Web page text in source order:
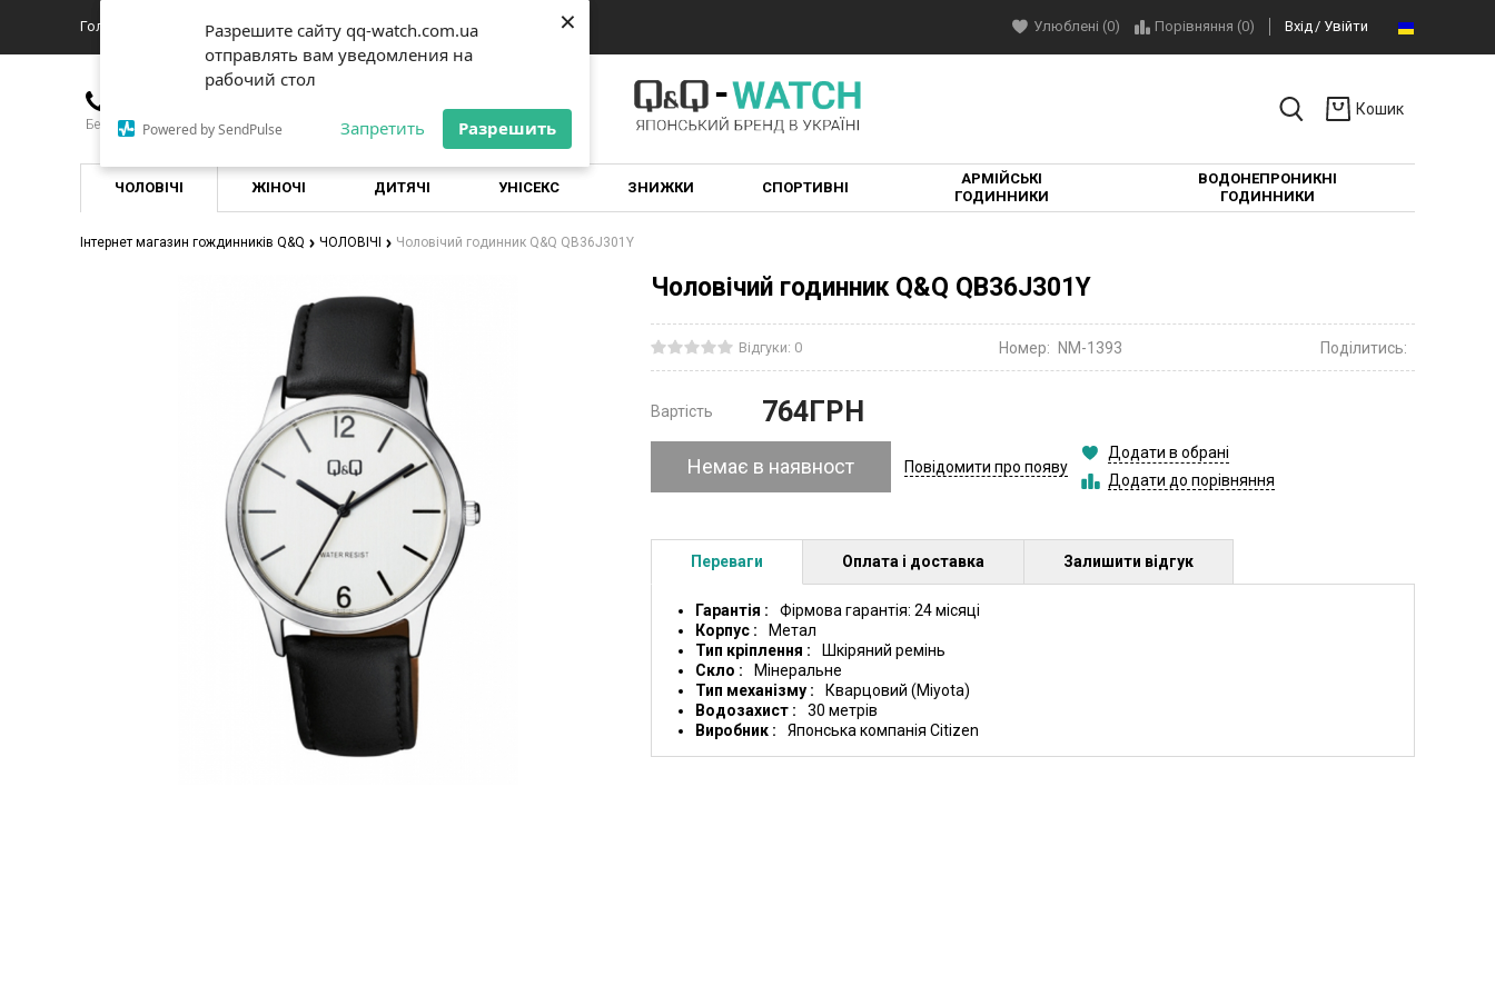
Разрешите сайту qq-watch.com.ua
отправлять вам уведомления на
рабочий стол
Powered by SendPulse Запретить Разрешить
×
Разрешите сайту qq-watch.com.ua
отправлять вам уведомления на
рабочий стол
Powered by SendPulse Запретить Разрешить
×
Головна Про магазин Доставка Новини Контакты Улюблені (0) Порівняння (0) Вхід Увійти
Безкоштовно для всіх операторів по Україні
Кошик
ЧОЛОВІЧІ ЖІНОЧІ ДИТЯЧІ УНІСЕКС ЗНИЖКИ СПОРТИВНІ
АРМІЙСЬКІ
ГОДИННИКИ
ВОДОНЕПРОНИКНІ
ГОДИННИКИ
Інтернет магазин гождинників Q&Q ЧОЛОВІЧІ Чоловічий годинник Q&Q QB36J301Y
Чоловічий годинник Q&Q QB36J301Y
Відгуки: 0 Номер: NM-1393 Поділитись:
Вартість 764ГРН
Немає в наявност Повідомити про появу
Додати в обрані
Додати до порівняння
Переваги Оплата і доставка Залишити відгук
Гарантія
Фірмова гарантія: 24 місяці
Корпус
Метал
Тип кріплення
Шкіряний ремінь
Скло
Мінеральне
Тип механізму
Кварцовий (Miyota)
Водозахист
30 метрів
Виробник
Японська компанія Citizen